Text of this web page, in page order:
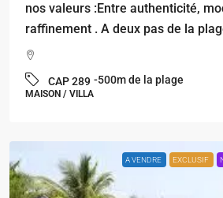
nos valeurs :Entre authenticité,
raffinement . A deux pas de la
CAP 289 -500m de la plage
MAISON / VILLA
A VENDRE EXCLUSIF